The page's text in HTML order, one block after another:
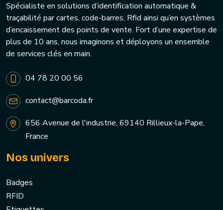
Spécialiste en solutions d’identification automatique &
traçabilité par cartes, code-barres, Rfid ainsi qu’en systèmes
d’encaissement des points de vente. Fort d’une expertise de
plus de 10 ans, nous imaginons et déployons un ensemble
de services clés en main.
04 78 20 00 56
contact@barcoda.fr
656 Avenue de l'industrie, 69140 Rillieux-la-Pape,
France
Nos univers
Badges
RFID